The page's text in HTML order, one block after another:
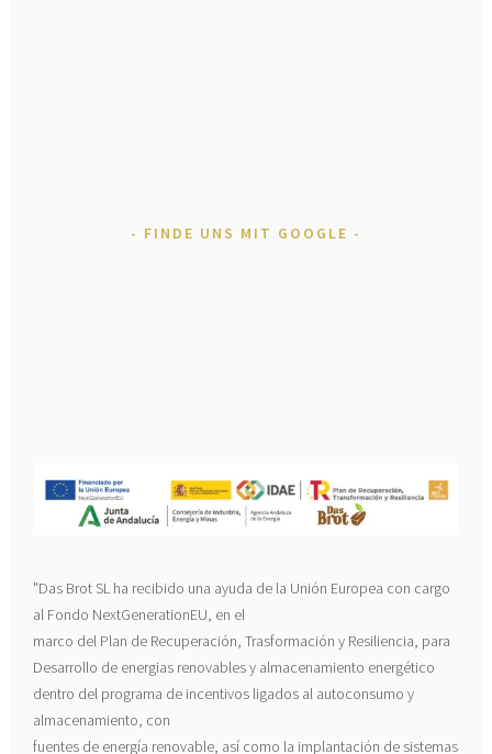
FINDE UNS MIT GOOGLE
"Das Brot SL ha recibido una ayuda de la Unión Europea con cargo
al Fondo NextGenerationEU, en el
marco del Plan de Recuperación, Trasformación y Resiliencia, para
Desarrollo de energias renovables y almacenamiento energético
dentro del programa de incentivos ligados al autoconsumo y
almacenamiento, con
fuentes de energía renovable, así como la implantación de sistemas